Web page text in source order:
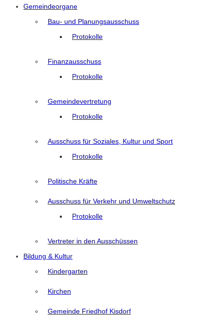
Gemeindeorgane
Bau- und Planungsausschuss
Protokolle
Finanzausschuss
Protokolle
Gemeindevertretung
Protokolle
Ausschuss für Soziales, Kultur und Sport
Protokolle
Politische Kräfte
Ausschuss für Verkehr und Umweltschutz
Protokolle
Vertreter in den Ausschüssen
Bildung & Kultur
Kindergarten
Kirchen
Gemeinde Friedhof Kisdorf